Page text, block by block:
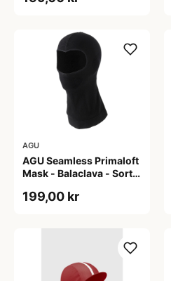
AGU
AGU Seamless Primaloft
Mask - Balaclava - Sort -
199,00 kr